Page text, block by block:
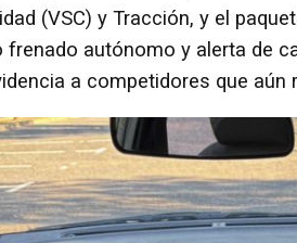
(VSC) y Tracción, y el
autónomo y alerta de
a competidores que